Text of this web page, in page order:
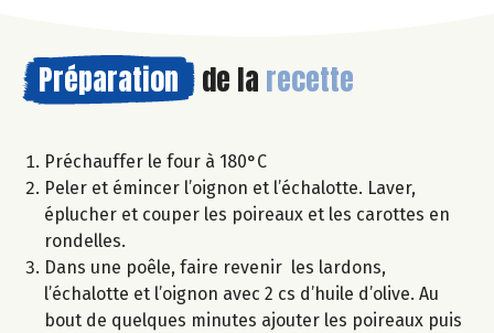
Préparation de la recette
Préchauffer le four à 180°C
Peler et émincer l’oignon et l’échalotte. Laver,
éplucher et couper les poireaux et les carottes en
rondelles.
Dans une poêle, faire revenir les lardons,
l’échalotte et l’oignon avec 2 cs d’huile d’olive. Au
bout de quelques minutes ajouter les poireaux puis